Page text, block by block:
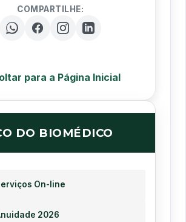
COMPARTILHE:
para a Página Inicial
DO BIOMÉDICO
On-line
2026